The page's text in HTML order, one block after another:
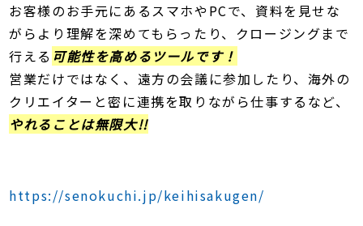
お客様のお手元にあるスマホやPCで、資料を見せな
がらより理解を深めてもらったり、クロージングまで
行える 可能性を高めるツールです！
営業だけではなく、遠方の会議に参加したり、海外の
クリエイターと密に連携を取りながら仕事するなど、
やれることは無限大!!
https://senokuchi.jp/keihisakugen/